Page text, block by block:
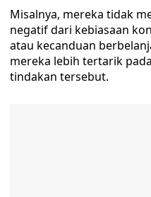
Misalnya, mereka tidak
negatif dari kebiasaan
atau kecanduan
mereka lebih tertarik
tindakan tersebut.